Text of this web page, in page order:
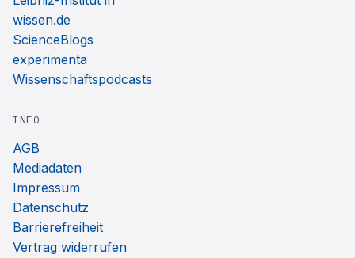
wissen.de
ScienceBlogs
experimenta
Wissenschaftspodcasts
INFO
AGB
Mediadaten
Impressum
Datenschutz
Barrierefreiheit
Vertrag widerrufen